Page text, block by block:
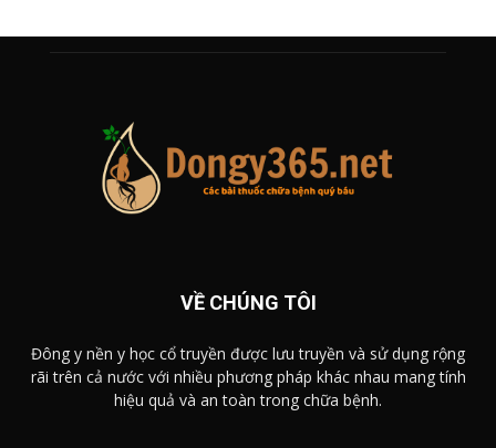
VỀ CHÚNG TÔI
Đông y nền y học cổ truyền được lưu truyền và sử dụng rộng
rãi trên cả nước với nhiều phương pháp khác nhau mang tính
hiệu quả và an toàn trong chữa bệnh.